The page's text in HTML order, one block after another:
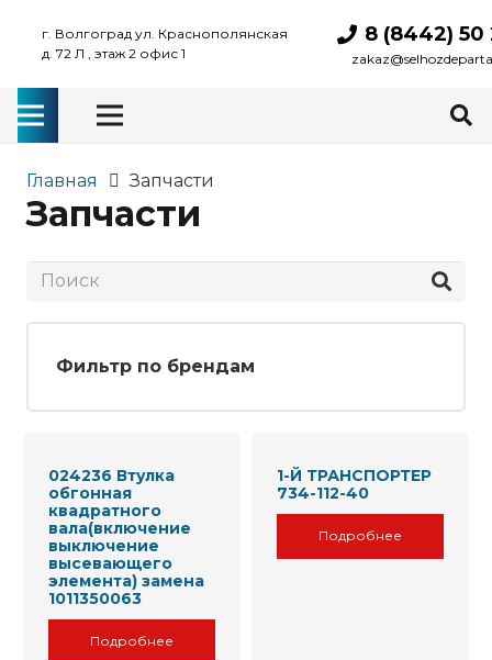
г. Волгоград ул. Краснополянская
д. 72 Л , этаж 2 офис 1
8 (8442) 50
Главная Запчасти
Запчасти
Фильтр по брендам
024236 Втулка
обгонная
квадратного
вала(включение
выключение
высевающего
элемента) замена
1011350063
Подробнее
1-Й ТРАНСПОРТЕР
734-112-40
Подробнее